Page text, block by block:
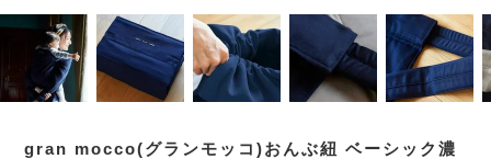
gran mocco(グランモッコ)おんぶ紐 ベーシック濃